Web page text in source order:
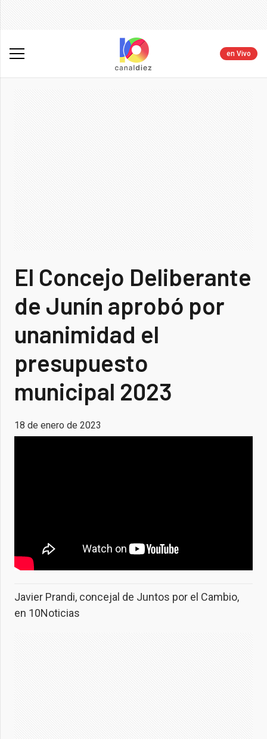
en Vivo
El Concejo Deliberante
de Junín aprobó por
unanimidad el
presupuesto
municipal 2023
18 de enero de 2023
Javier Prandi, concejal de Juntos por el Cambio,
en 10Noticias